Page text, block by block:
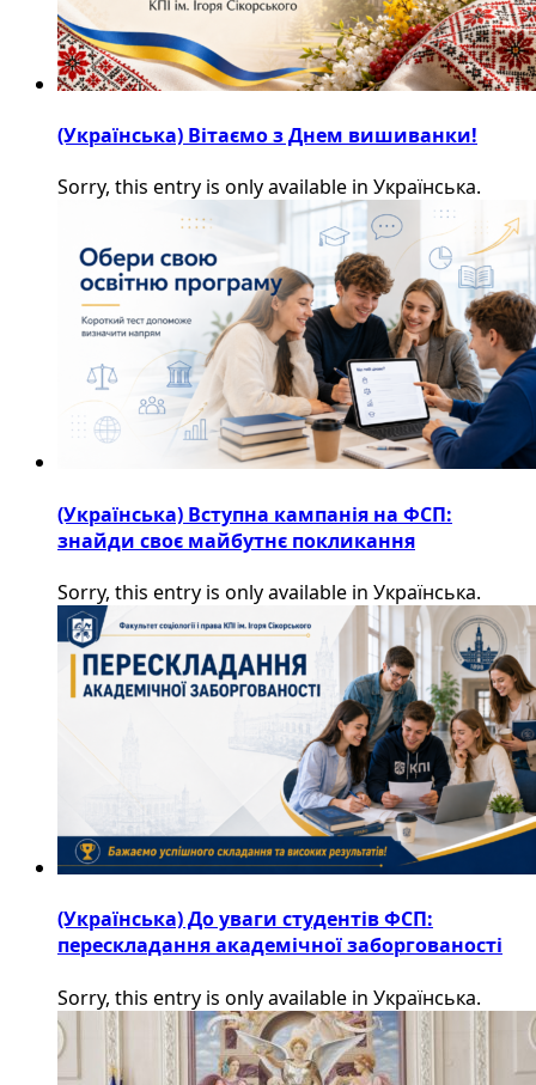
(Українська) Вітаємо з Днем вишиванки!
Sorry, this entry is only available in Українська.
(Українська) Вступна кампанія на ФСП:
знайди своє майбутнє покликання
Sorry, this entry is only available in Українська.
(Українська) До уваги студентів ФСП:
перескладання академічної заборгованості
Sorry, this entry is only available in Українська.